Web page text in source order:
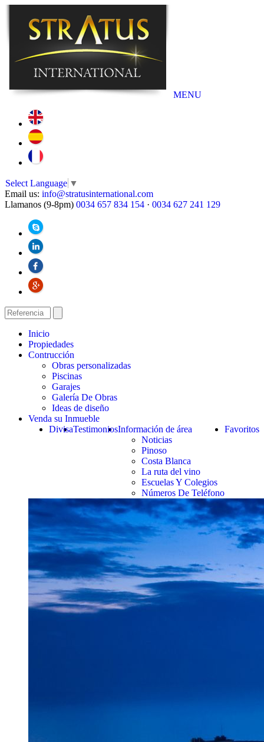
MENU
Select Language ▼
Email us: info@stratusinternational.com
Llamanos (9-8pm) 0034 657 834 154 · 0034 627 241 129
Inicio
Propiedades
Contrucción
Obras personalizadas
Piscinas
Garajes
Galería De Obras
Ideas de diseño
Venda su Inmueble
Favoritos
Información de área
Noticias
Pinoso
Costa Blanca
La ruta del vino
Escuelas Y Colegios
Números De Teléfono
Testimonios
Divisa